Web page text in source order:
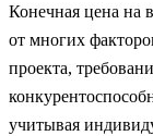
Конечная цена на
от многих
проекта,
учитывая